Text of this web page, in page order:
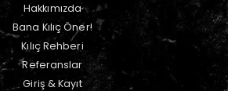
Hakkımızda
Bana Kılıç Öner!
Kılıç Rehberi
Referanslar
Giriş & Kayıt